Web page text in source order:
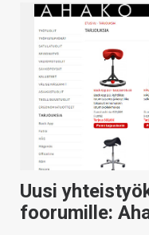
Uusi
foorumille: